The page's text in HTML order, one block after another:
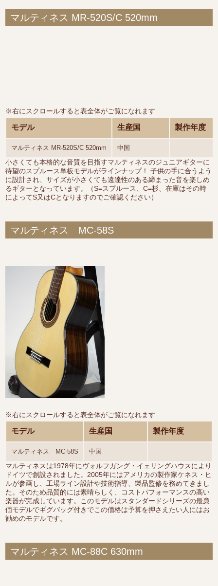
マルティネス MR-520S/C 520mm
※右にスクロールすると表全体がご覧になれます
モデル 生産国 製作年度
マルティネス MR-520S/C 520mm 中国
小さくても本格的な音質を目指すマルティネスのジュニアギターに
待望のスプルース単板モデルがラインナップ！ 子供の手に合うよう
に設計され、サイズが小さくても遠達性のある締まった音を楽しめ
るギターとなっています。（S=スプルース、C=杉、在庫はその時
によってS又はCとなりますのでご確認ください）
マルティネス MC-58S
※右にスクロールすると表全体がご覧になれます
モデル 生産国 製作年度
マルティネス MC-58S 中国
マルティネスは1978年にヴォルフガング・イェリングハウスにより
ドイツで創設されました。2005年にはアメリカの製作家ケネス・ヒ
ルが参画し、工場ライン設計や技術指導、製品監修を務めてきまし
た。そのため品質的には素晴らしく、コストパフォーマンスの高い
楽器が完成しています。このモデルはスタンダードシリーズの最廉
価モデルでギグバッグ付きでこの価格は予算を押さえたい人にはお
勧めのモデルです。
マルティネス MC-88C 630mm